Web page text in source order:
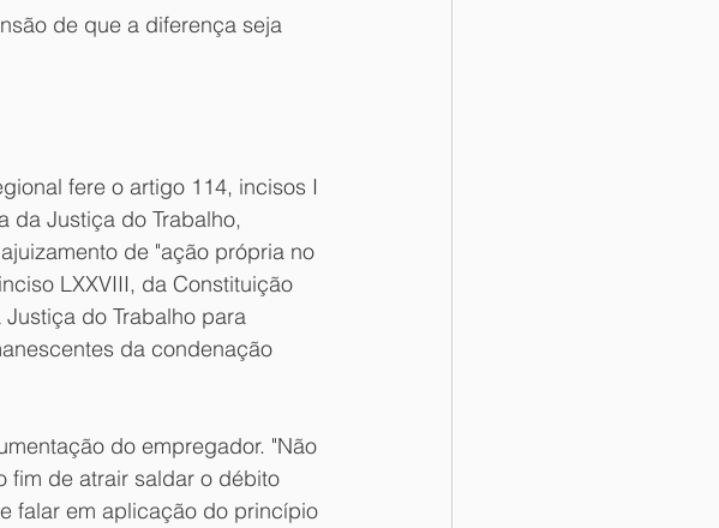
de que a diferença seja
fere o artigo 114, incisos I
da Justiça do Trabalho,
de "ação própria no
LXXVIII, da Constituição
do Trabalho para
da condenação
do empregador. "Não
fim de atrair saldar o débito
falar em aplicação do princípio